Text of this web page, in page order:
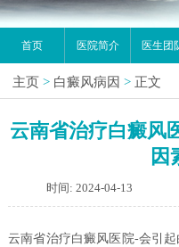
首页 医院简介 医生团
主页 > 白癜风病因 > 正文
云南省治疗白癜风
因
时间: 2024-04-13
云南省治疗白癜风医院-会引